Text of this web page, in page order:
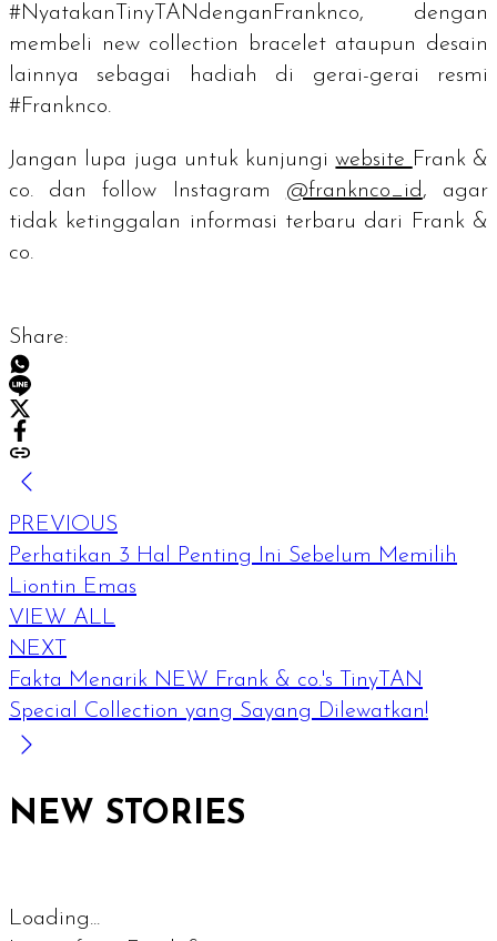
#NyatakanTinyTANdenganFranknco, dengan
membel i new collection bracelet ataupun desain
lainnya sebagai hadiah di gerai-gerai resmi
#Franknco.
Jangan lupa juga untuk kunjungiwebsite Frank &
co. danfollow Instagram @franknco_id , agar
tidak ketinggalan informasi terbaru dari Frank &
co.
Share:
PREVIOUS
Perhatikan 3 Hal Penting Ini Sebelum Memilih
Liontin Emas
VIEW ALL
NEXT
Fakta Menarik NEW Frank & co.'s TinyTAN
Special Collection yang Sayang Dilewatkan!
NEW STORIES
Loading...